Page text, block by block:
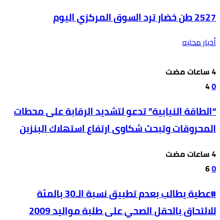
2527 طن خضار ترد السوق المركزي اليوم
أخبار محليه
0
4
“الطاقة النيابية” تدعو لتشديد الرقابة على محطات
المحروقات وتبحث شكاوى ارتفاع استهلاك البنزين
0
6
#عطية يطالب بعدم تطبيق نسبة الـ30 بالمئة
للالتحاق بالحقل الصحي على طلبة مواليد 2009